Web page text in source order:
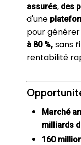
assurés, des
d'une
pour générer
à 80 %,sans
rentabilité
Marché
milliards
160